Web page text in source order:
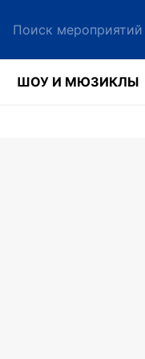
ШОУ И МЮЗИКЛЫ